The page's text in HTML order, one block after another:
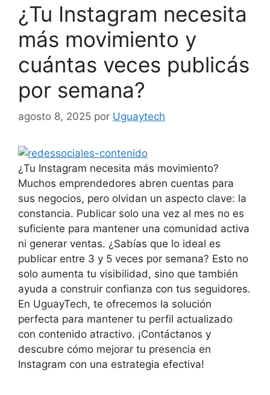
¿Tu Instagram necesita
más movimiento y
cuántas veces publicás
por semana?
agosto 8, 2025 por Uguaytech
¿Tu Instagram necesita más movimiento?
Muchos emprendedores abren cuentas para
sus negocios, pero olvidan un aspecto clave: la
constancia. Publicar solo una vez al mes no es
suficiente para mantener una comunidad activa
ni generar ventas. ¿Sabías que lo ideal es
publicar entre 3 y 5 veces por semana? Esto no
solo aumenta tu visibilidad, sino que también
ayuda a construir confianza con tus seguidores.
En UguayTech, te ofrecemos la solución
perfecta para mantener tu perfil actualizado
con contenido atractivo. ¡Contáctanos y
descubre cómo mejorar tu presencia en
Instagram con una estrategia efectiva!